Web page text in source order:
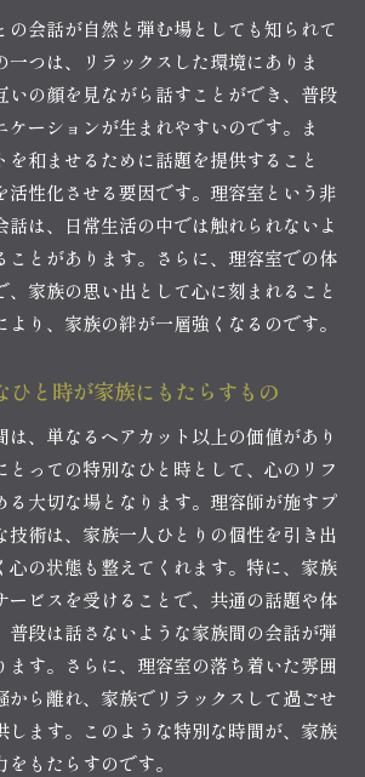
の会話が自然と弾む場としても知られて
一つは、リラックスした環境にありま
いの顔を見ながら話すことができ、普段
ケーションが生まれやすいのです。ま
を和ませるために話題を提供すること
活性化させる要因です。理容室という非
話は、日常生活の中では触れられないよ
ことがあります。さらに、理容室での体
、家族の思い出として心に刻まれること
より、家族の絆が一層強くなるのです。
ひと時が家族にもたらすもの
は、単なるヘアカット以上の価値があり
とっての特別なひと時として、心のリフ
る大切な場となります。理容師が施すプ
技術は、家族一人ひとりの個性を引き出
心の状態も整えてくれます。特に、家族
ービスを受けることで、共通の話題や体
普段は話さないような家族間の会話が弾
ます。さらに、理容室の落ち着いた雰囲
から離れ、家族でリラックスして過ごせ
します。このような特別な時間が、家族
もたらすのです。